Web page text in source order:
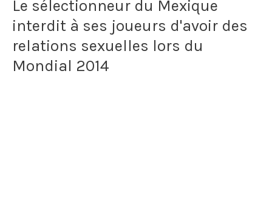
après
le
sort
Le sélectionneur du Mexique
interdit à ses joueurs d'avoir des
relations sexuelles lors du
Mondial 2014